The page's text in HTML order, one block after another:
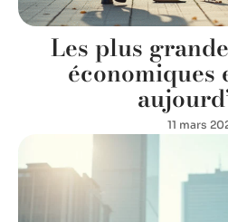
Les plus
économiques
11 mars